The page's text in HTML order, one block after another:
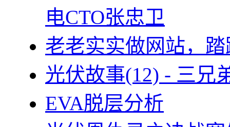
电CTO张忠卫
老老实实做网站，
光伏故事(12) - 三兄
EVA脱层分析